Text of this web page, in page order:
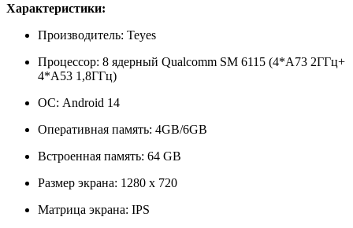
Характеристики:
Производитель: Teyes
Процессор: 8 ядерный Qualcomm SM 6115 (4*A73 2ГГц+
4*A53 1,8ГГц)
ОС: Android 14
Оперативная память: 4GB/6GB
Встроенная память: 64 GB
Размер экрана: 1280 х 720
Матрица экрана: IPS